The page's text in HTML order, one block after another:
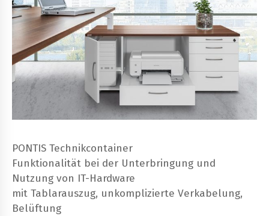
PONTIS Technikcontainer
Funktionalität bei der Unterbringung und
Nutzung von IT-Hardware
mit Tablarauszug, unkomplizierte Verkabelung,
Belüftung